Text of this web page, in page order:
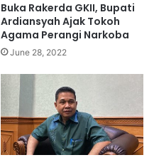
Buka Rakerda GKII, Bupati
Ardiansyah Ajak Tokoh
Agama Perangi Narkoba
June 28, 2022